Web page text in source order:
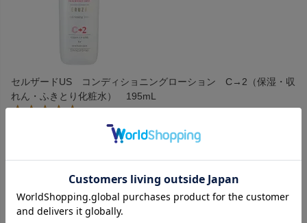
セルザードUS コンディショニングローション C→2（保湿・収
れん・ふきとり化粧水） 195mL
香りも良いですが、値段もかなりお安く今回初めて買ってみ
ました。セルザードの他の商品は１０年以上前から使用して
ます。使用感は少しさっぱりなので、季節的に冬ではなく春
から夏の方がもっと良いと思います。今回は拭き取り用にし